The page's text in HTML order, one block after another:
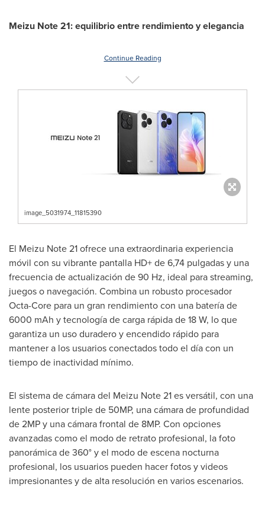
Meizu Note 21: equilibrio entre rendimiento y elegancia
Continue Reading
image_5031974_11815390
El Meizu Note 21 ofrece una extraordinaria experiencia
móvil con su vibrante pantalla HD+ de 6,74 pulgadas y una
frecuencia de actualización de 90 Hz, ideal para streaming,
juegos o navegación. Combina un robusto procesador
Octa-Core para un gran rendimiento con una batería de
6000 mAh y tecnología de carga rápida de 18 W, lo que
garantiza un uso duradero y encendido rápido para
mantener a los usuarios conectados todo el día con un
tiempo de inactividad mínimo.
El sistema de cámara del Meizu Note 21 es versátil, con una
lente posterior triple de 50MP, una cámara de profundidad
de 2MP y una cámara frontal de 8MP. Con opciones
avanzadas como el modo de retrato profesional, la foto
panorámica de 360° y el modo de escena nocturna
profesional, los usuarios pueden hacer fotos y videos
impresionantes y de alta resolución en varios escenarios.